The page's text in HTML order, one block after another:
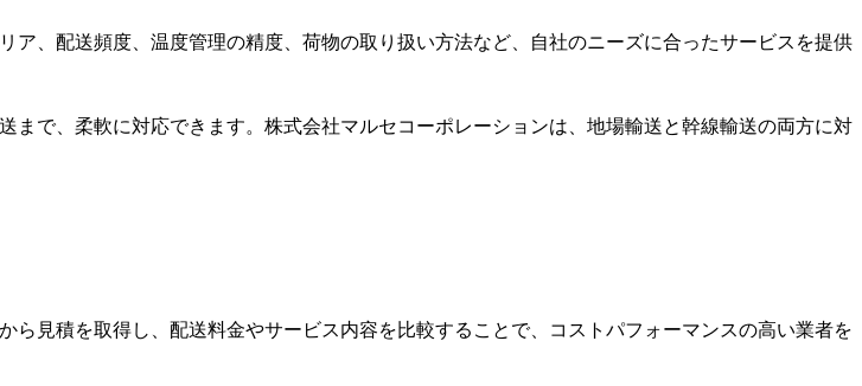
、配送頻度、温度管理の精度、荷物の取り扱い方法など、自社のニーズに合ったサービスを提供
で、柔軟に対応できます。株式会社マルセコーポレーションは、地場輸送と幹線輸送の両方に対
見積を取得し、配送料金やサービス内容を比較することで、コストパフォーマンスの高い業者を